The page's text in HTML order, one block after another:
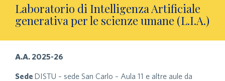
Laboratorio di Intelligenza Artificiale
generativa per le scienze umane (L.I.A.)
A.A. 2025-26
Sede DISTU – sede San Carlo – Aula 11 e altre aule da